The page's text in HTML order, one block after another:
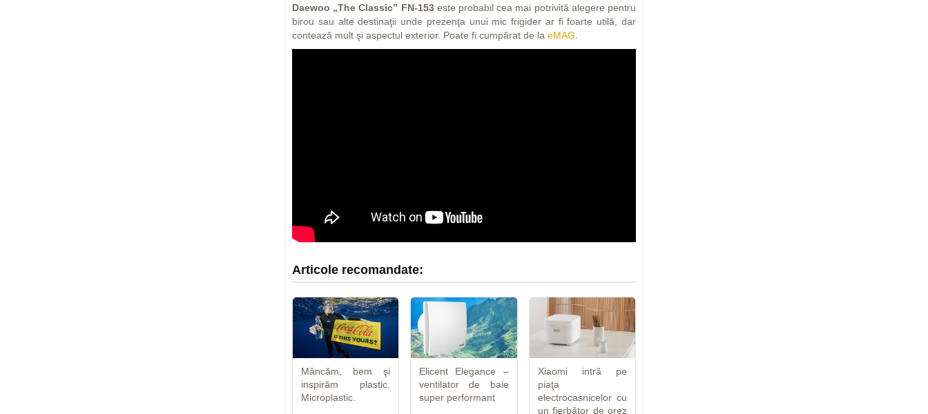
Daewoo „The Classic” FN-153este probabil cea mai potrivită alegere pentru
birou sau alte destinaţii unde prezenţa unui mic frigider ar fi foarte utilă, dar
contează mult şi aspectul exterior. Poate fi cumpărat de la eMAG
Articole recomandate:
Mâncăm, bem şi
inspirăm plastic.
Microplastic.
Elicent Elegance –
ventilator de baie
super performant
Xiaomi intră pe
piaţa
electrocasnicelor cu
un fierbător de orez